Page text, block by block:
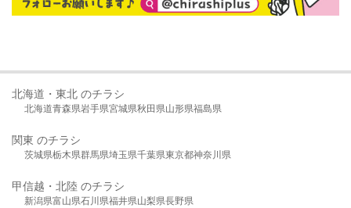
北海道・東北 のチラシ
北海道青森県岩手県宮城県秋田県山形県福島県
関東 のチラシ
茨城県栃木県群馬県埼玉県千葉県東京都神奈川県
甲信越・北陸 のチラシ
新潟県富山県石川県福井県山梨県長野県